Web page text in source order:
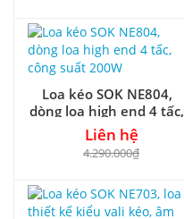
Loa kéo SOK NE804,
dòng loa high end 4 tấc,
công suất 200W
Liên hệ
4.290.000₫